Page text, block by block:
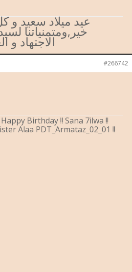
عيد ميلاد سعيد و
خير,ومتمنياتنا
الاجتهاد و
#266742
Birthday !! Sana 7ilwa !!
Alaa PDT_Armataz_02_01 !!